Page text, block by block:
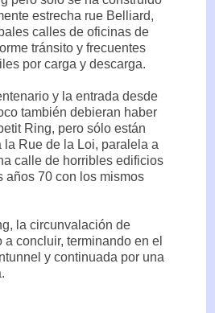
estrecha rue Belliard,
calles de oficinas de
tránsito y frecuentes
por carga y descarga.
y la entrada desde
también debieran haber
Ring, pero sólo están
la Rue de la Loi, paralela a
calle de horribles edificios
años 70 con los mismos
la circunvalación de
a concluir, terminando en el
y continuada por una